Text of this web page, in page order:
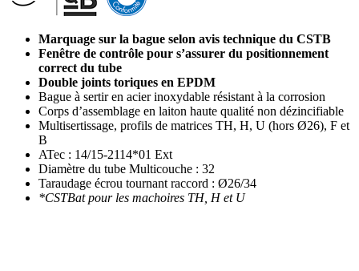
Marquage sur la bague selon avis technique du CSTB
Fenêtre de contrôle pour s’assurer du positionnement
correct du tube
Double joints toriques en EPDM
Bague à sertir en acier inoxydable résistant à la corrosion
Corps d’assemblage en laiton haute qualité non dézincifiable
Multisertissage, profils de matrices TH, H, U (hors Ø26), F et
B
ATec : 14/15-2114*01 Ext
Diamètre du tube Multicouche : 32
Taraudage écrou tournant raccord : Ø26/34
*CSTBat pour les machoires TH, H et U